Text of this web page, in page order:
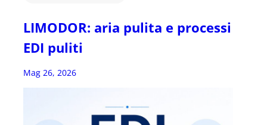
LIMODOR: aria pulita e processi
EDI puliti
Mag 26, 2026